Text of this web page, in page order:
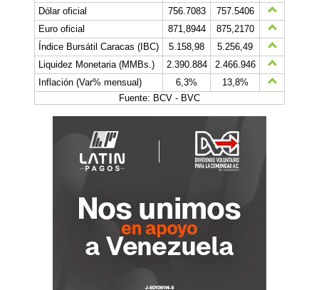
Dólar oficial
756.7083
757.5406
Euro oficial
871,8944
875,2170
Índice Bursátil Caracas (IBC)
5.158,98
5.256,49
Liquidez Monetaria (MMBs.)
2.390.884
2.466.946
Inflación (Var% mensual)
6,3%
13,8%
Fuente: BCV - BVC